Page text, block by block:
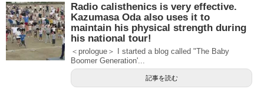
Radio calisthenics is very effective.
Kazumasa Oda also uses it to
maintain his physical strength during
his national tour!
＜prologue＞ I started a blog called "The Baby
Boomer Generation'...
記事を読む